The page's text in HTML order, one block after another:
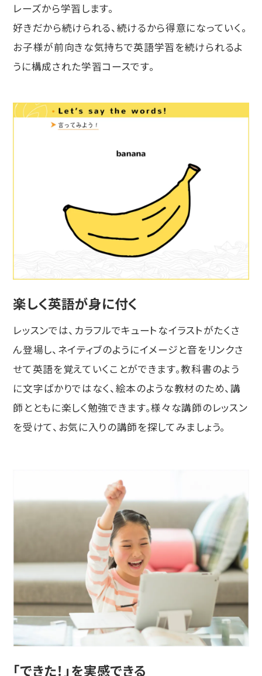
レーズから学習します。
好きだから続けられる、続けるから得意になっていく。
お子様が前向きな気持ちで英語学習を続けられるよ
うに構成された学習コースです。
楽しく英語が身に付く
レッスンでは、カラフルでキュートなイラストがたくさ
ん登場し、ネイティブのようにイメージと音をリンクさ
せて英語を覚えていくことができます。教科書のよう
に文字ばかりではなく、絵本のような教材のため、講
師とともに楽しく勉強できます。様々な講師のレッスン
を受けて、お気に入りの講師を探してみましょう。
「できた！」を実感できる